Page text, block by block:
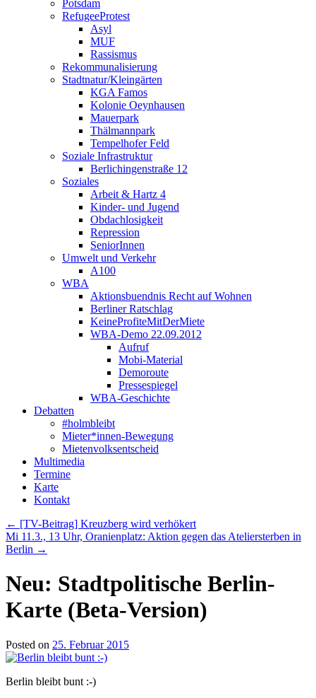
Potsdam
RefugeeProtest
Asyl
MUF
Rassismus
Rekommunalisierung
Stadtnatur/Kleingärten
KGA Famos
Kolonie Oeynhausen
Mauerpark
Thälmannpark
Tempelhofer Feld
Soziale Infrastruktur
Berlichingenstraße 12
Soziales
Arbeit & Hartz 4
Kinder- und Jugend
Obdachlosigkeit
Repression
SeniorInnen
Umwelt und Verkehr
A100
WBA
Aktionsbuendnis Recht auf Wohnen
Berliner Ratschlag
KeineProfiteMitDerMiete
WBA-Demo 22.09.2012
Aufruf
Mobi-Material
Demoroute
Pressespiegel
WBA-Geschichte
Debatten
#holmbleibt
Mieter*innen-Bewegung
Mietenvolksentscheid
Multimedia
Termine
Karte
Kontakt
← [TV-Beitrag] Kreuzberg wird verhökert
Mi 11.3., 13 Uhr, Oranienplatz: Aktion gegen das Ateliersterben in
Berlin →
Neu: Stadtpolitische Berlin-
Karte (Beta-Version)
Posted on 25. Februar 2015
Berlin bleibt bunt :-)